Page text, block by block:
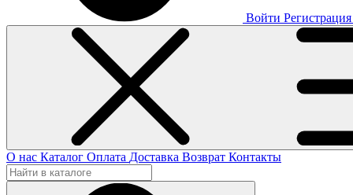
Войти Регистрация
О нас Каталог Оплата Доставка Возврат Контакты